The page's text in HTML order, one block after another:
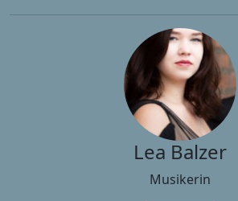
Lea Balzer
Musikerin